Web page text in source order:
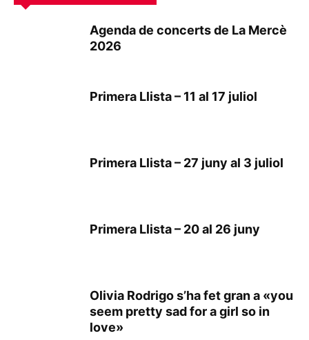
Agenda de concerts de La Mercè
2026
Primera Llista – 11 al 17 juliol
Primera Llista – 27 juny al 3 juliol
Primera Llista – 20 al 26 juny
Olivia Rodrigo s’ha fet gran a «you
seem pretty sad for a girl so in
love»